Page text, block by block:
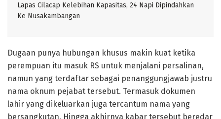
Lapas Cilacap Kelebihan Kapasitas, 24 Napi Dipindahkan
Ke Nusakambangan
Dugaan punya hubungan khusus makin kuat ketika
perempuan itu masuk RS untuk menjalani persalinan,
namun yang terdaftar sebagai penanggungjawab justru
nama oknum pejabat tersebut. Termasuk dokumen
lahir yang dikeluarkan juga tercantum nama yang
bersangkutan. Hingga akhirnya kabar tersebut beredar